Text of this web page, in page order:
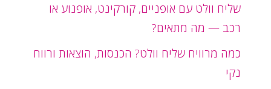
שליח וולט עם אופניים, קורקינט, אופנוע או
רכב — מה מתאים?
כמה מרוויח שליח וולט? הכנסות, הוצאות ורווח
נקי